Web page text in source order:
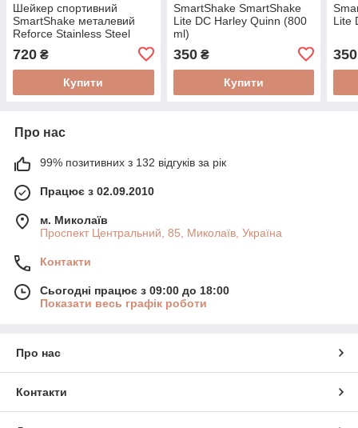
Шейкер спортивний
SmartShake металевий
Reforce Stainless Steel
720 ₴
Купити
SmartShake SmartShake
Lite DC Harley Quinn (800
ml)
350₴
Купити
Lite
350
Про нас
99% позитивних з 132 відгуків за рік
Працює з 02.09.2010
м. Миколаїв
Проспект Центральний, 85, Миколаїв, Україна
Контакти
Сьогодні працює з 09:00 до 18:00
Показати весь графік роботи
Про нас
Контакти